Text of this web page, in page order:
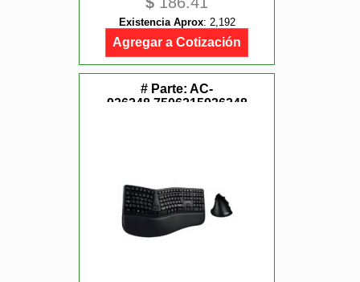
Existencia Aprox: 2,192
Agregar a Cotización
# Parte: AC-
936248,7506215936248